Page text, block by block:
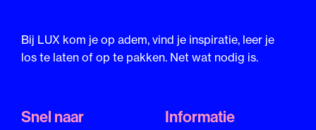
Bij LUX kom je op adem, vind je inspiratie, leer je
los te laten of op te pakken. Net wat nodig is.
Snel naar Informatie